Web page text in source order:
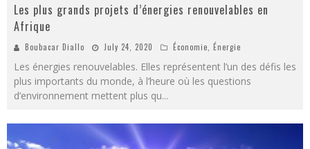
Les plus grands projets d’énergies renouvelables en
Afrique
Boubacar Diallo July 24, 2020 Économie Énergie
Les énergies renouvelables. Elles représentent l’un des défis les
plus importants du monde, à l’heure où les questions
d’environnement mettent plus qu...